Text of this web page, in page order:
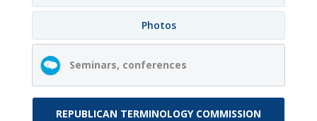
Photos
Seminars, conferences
REPUBLICAN TERMINOLOGY COMMISSION